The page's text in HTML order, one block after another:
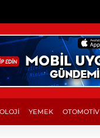
YEMEK OTOMOTİV